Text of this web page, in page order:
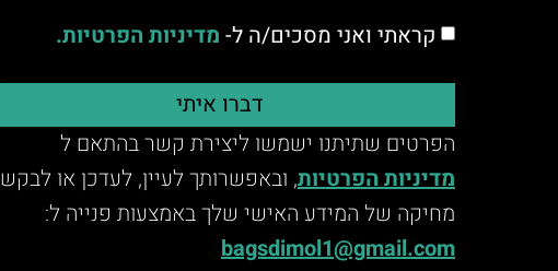
קראתי ואני מסכים/ה ל- מדיניות הפרטיות.
דברו איתי
הפרטים שתיתנו ישמשו ליצירת קשר בהתאם ל
מדיניות הפרטיות, ובאפשרותך לעיין, לעדכן או לבקש
מחיקה של המידע האישי שלך באמצעות פנייה ל:
bagsdimol1@gmail.com